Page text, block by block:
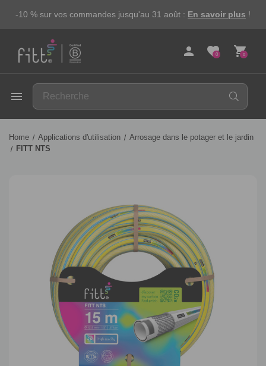
-10 % sur vos commandes jusqu'au 31 août : En savoir plus !
person 0
favorite 0
shopping_cart
menu
Home Applications d'utilisation
Arrosage dans le potager et le jardin
FITT NTS